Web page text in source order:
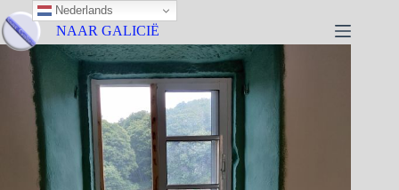
NAAR GALICIË
Nederlands